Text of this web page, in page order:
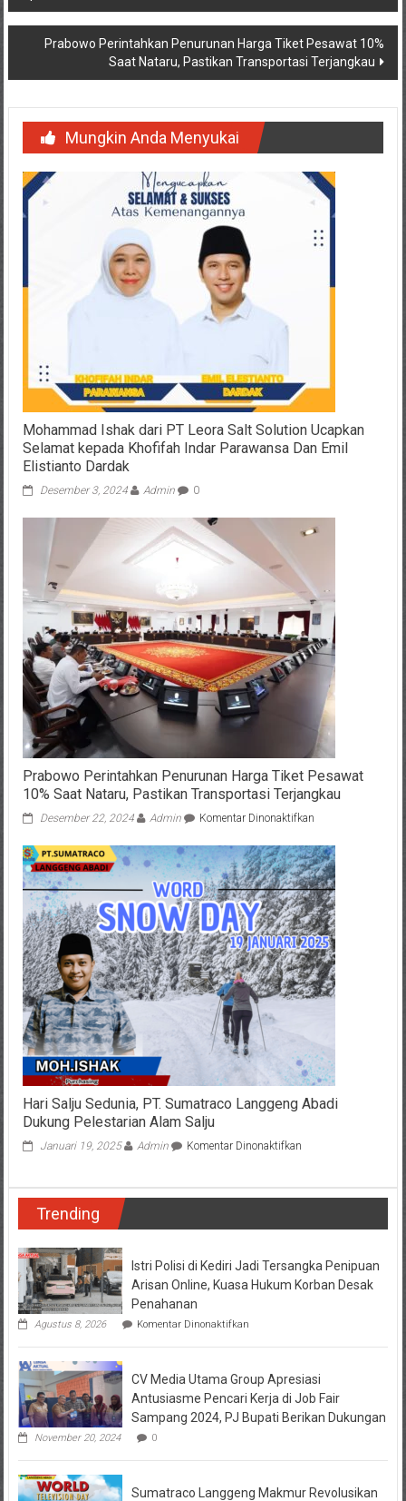
Prabowo Perintahkan Penurunan Harga Tiket Pesawat 10%
Saat Nataru, Pastikan Transportasi Terjangkau
Mungkin Anda Menyukai
Mohammad Ishak dari PT Leora Salt Solution Ucapkan
Selamat kepada Khofifah Indar Parawansa Dan Emil
Elistianto Dardak
Desember 3, 2024 Admin 0
Prabowo Perintahkan Penurunan Harga Tiket Pesawat
10% Saat Nataru, Pastikan Transportasi Terjangkau
Desember 22, 2024 Admin Komentar Dinonaktifkanpada
Perintahkan
Penurunan
Harga
Tiket
Pesawat
10%
Saat
Nataru,
Pastikan
Transportasi
Hari Salju Sedunia, PT. Sumatraco Langgeng Abadi
Dukung Pelestarian Alam Salju
Januari 19, 2025 Admin Komentar Dinonaktifkanpada
Abadi
Dukung
Pelestarian
Trending
Istri Polisi di Kediri Jadi Tersangka Penipuan
Arisan Online, Kuasa Hukum Korban Desak
Penahanan
Agustus 8, 2026 Komentar Dinonaktifkanpada
Polisi
Kediri
Jadi
Tersangka
Penipuan
Kuasa
Korban
CV Media Utama Group Apresiasi
Antusiasme Pencari Kerja di Job Fair
Sampang 2024, PJ Bupati Berikan Dukungan
November 20, 2024 0
Sumatraco Langgeng Makmur Revolusikan